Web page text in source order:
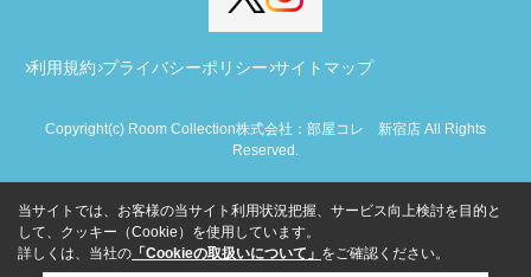
利用規約 プライバシーポリシー サイトマップ
Copyright(c) Room Collection株式会社：部屋コレ 新宿店 All Rights
Reserved.
当サイトでは、お客様の当サイト利用状況把握、サービス向上検討を目的と
して、クッキー（Cookie）を使用しています。
詳しくは、当社の 「Cookieの取扱いについて」 をご確認ください。